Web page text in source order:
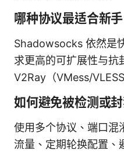
哪种协议最适合新手
Shadowsocks 依然是
求更高的可扩展性与抗
V2Ray（VMess/
如何避免被检测或封
使用多个协议、端口混
流量、定期轮换配置、